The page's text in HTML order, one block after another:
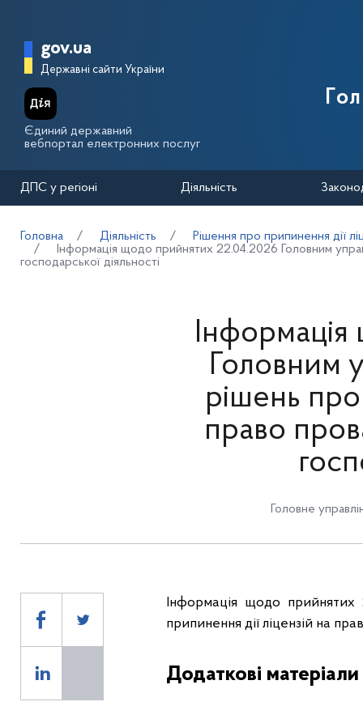
Головна сторінка Державної
gov.ua
Державні сайти України
Єдиний державний
вебпортал електронних послуг
ДПС у регіоні Діяльність
Головна Діяльність
Рішення про припинення дії
Інформація щодо прийнятих 22.04.2026 Головним
господарської діяльності
Головним
рішень про
право
Головне
Інформація щодо
припинення дії ліцензій на
Додаткові матеріали